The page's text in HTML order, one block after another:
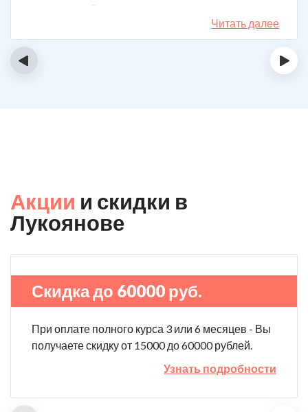
теперь я уже 5 месяцев не принимаю наркотики.
Читать далее
‹ ›
Акции и скидки в
Лукоянове
Скидка до 60000 руб.
При оплате полного курса 3 или 6 месяцев - Вы
получаете скидку от 15000 до 60000 рублей.
Узнать подробности